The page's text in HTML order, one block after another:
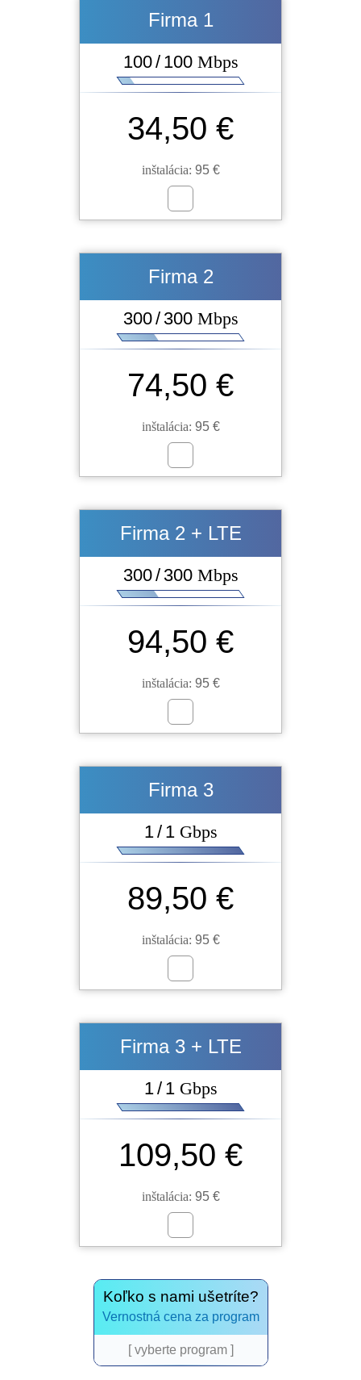
Firma 1
100 / 100 Mbps
34,50 €
inštalácia: 95 €
Firma 2
300 / 300 Mbps
74,50 €
inštalácia: 95 €
Firma 2 + LTE
300 / 300 Mbps
94,50 €
inštalácia: 95 €
Firma 3
1 / 1 Gbps
89,50 €
inštalácia: 95 €
Firma 3 + LTE
1 / 1 Gbps
109,50 €
inštalácia: 95 €
Koľko s nami ušetríte?
Vernostná cena za program
[ vyberte program ]